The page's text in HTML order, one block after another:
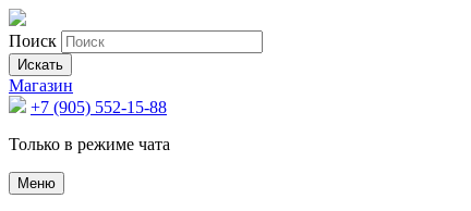
Поиск
Искать
Магазин
+7 (905) 552-15-88
Только в режиме чата
Меню